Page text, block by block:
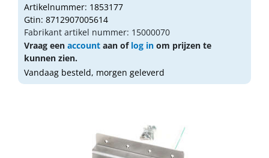
Artikelnummer: 1853177
Gtin: 8712907005614
Fabrikant artikel nummer: 15000070
Vraag een account aan of log in om prijzen te
kunnen zien.
Vandaag besteld, morgen geleverd